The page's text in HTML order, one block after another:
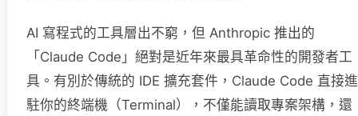
AI 寫程式的工具層出不窮，但 Anthropic 推出的
「Claude Code」絕對是近年來最具革命性的開發者工
具。有別於傳統的 IDE 擴充套件，Claude Code 直接進
駐你的終端機（Terminal），不僅能讀取專案架構，還